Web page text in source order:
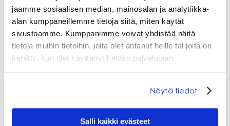
jaamme sosiaalisen median, mainosalan ja analytiikka-
alan kumppaneillemme tietoja siitä, miten käytät
sivustoamme. Kumppanimme voivat yhdistää näitä
tietoja muihin tietoihin, joita olet antanut heille tai joita on
kerätty, kun olet käyttänyt heidän palvelujaan.
Näytä tiedot
Salli kaikki evästeet